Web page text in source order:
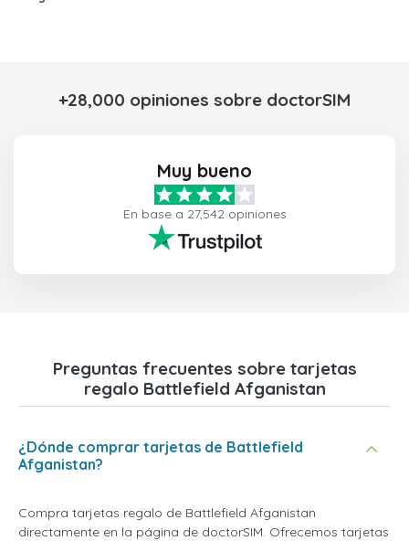
+28,000 opiniones sobre doctorSIM
Muy bueno
En base a 27,542 opiniones
Preguntas frecuentes sobre tarjetas
regalo Battlefield Afganistan
¿Dónde comprar tarjetas de Battlefield
Afganistan?
Compra tarjetas regalo de Battlefield Afganistan
directamente en la página de doctorSIM. Ofrecemos tarjetas